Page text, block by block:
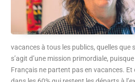
vacances à tous les publics, quelles que
s’agit d’une mission primordiale,
Français ne partent pas en vacances.